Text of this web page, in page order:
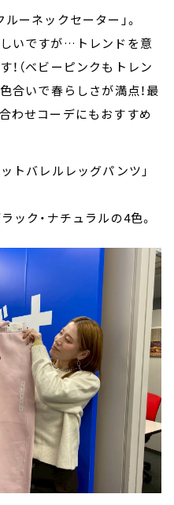
ーネックセーター」。
いですが…トレンドを意
（ベビーピンクもトレン
合いで春らしさが満点！最
わせコーデにもおすすめ
トバレルレッグパンツ」
ック・ナチュラルの4色。